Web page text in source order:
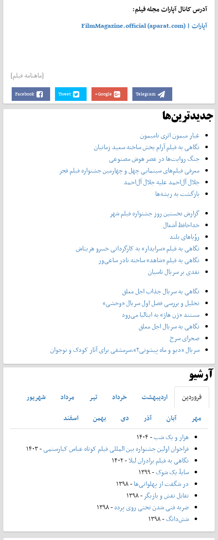
آدرس کانال آپارات مجله فیلم:
آپارات | FilmMagazine.official (aparat.com)
[ماهنامه فیلم]
Facebook Tweet Google+ Telegram
جدیدترین‌ها
غبار میمون اثری نامیمون
نگاهی به فیلم آرام بخش ساخته سعید زمانیان
جنگ روایت‌ها در عصر هوش مصنوعی
معرفی فیلم‌های سینمایی چهل‌ و چهارمین جشنواره فیلم فجر
جلال آل‌احمد علیه جلال آل‌‌احمد
بازگشت به ریشه‌ها
گزارش نخستین روز جشنواره فیلم شهر
خداحافظ آشغال
رؤیاهای بلند
نگاهی به فیلم «سرایدار» به کارگردانی خسرو هریتاش
نگاهی به فیلم «شاهد» ساخته نادر ساعی‌ور
نقدی بر سریال تاسیان
نگاهی به سریال جذاب اجل معلق
تحلیل و بررسی فصل اول سریال «وحشی»
مستند «ژن هاژ» به ایتالیا می‌رود
نگاهی به سریال اجل معلق
صحرای سرخ
سریال «دیو و ماه پیشونی۲»،سرمشقی برای آثار کودک و نوجوان
آرشیو
فروردين ارديبهشت خرداد تير مرداد
شهريور
مهر
آبان آذر دی بهمن
اسفند
هزار و یک شب- ۱۴۰۴
فراخوان اولین جشنواره بین المللی فیلم کوتاه عباس کیارستمی- ۱۴۰۳
نگاهی به فیلم برادران لیلا- ۱۴۰۲
سایۀ یک شوک- ۱۳۹۹
در شگفت از پهلوانی‌ها- ۱۳۹۸
تقابل نقش و بازیگر- ۱۳۹۸
ضربه فنی شدن تختی روی پرده- ۱۳۹۸
شش‌دانگ- ۱۳۹۸